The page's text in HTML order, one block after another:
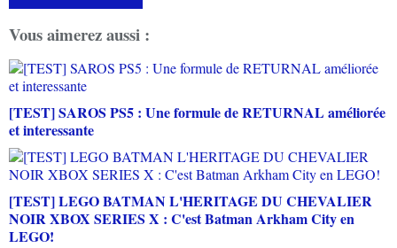
Vous aimerez aussi :
[TEST] SAROS PS5 : Une formule de RETURNAL améliorée
et interessante
[TEST] LEGO BATMAN L'HERITAGE DU CHEVALIER
NOIR XBOX SERIES X : C'est Batman Arkham City en
LEGO!